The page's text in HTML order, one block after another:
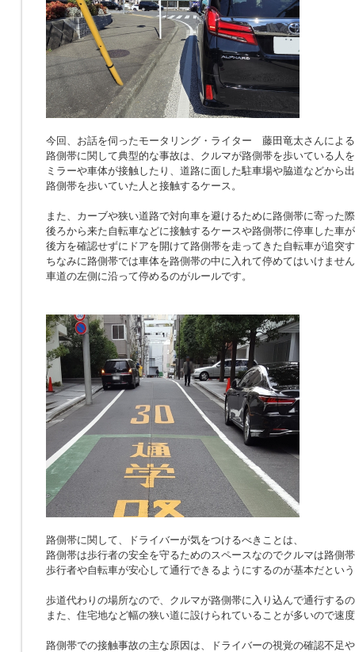
今回、お話を伺ったモータリング・ライター 藤田竜太さんによ
路側帯に関して典型的な事故は、クルマが路側帯を歩いている人
ミラーや車体が接触したり、道路に面した駐車場や脇道などから
路側帯を歩いていた人と接触するケース。
また、カーブや狭い道路で対向車を避けるために路側帯に寄った
後ろから来た自転車などに接触するケースや路側帯に停車した車
後方を確認せずにドアを開けて路側帯を走ってきた自転車が追突
ちなみに路側帯では車体を路側帯の中に入れて停めてはいけませ
車道の左側に沿って停めるのがルールです。
路側帯に関して、ドライバーが気をつけるべきことは、
路側帯は歩行者の安全を守るためのスペースなのでクルマは路側
歩行者や自転車が安心して通行できるようにするのが基本だとい
歩道代わりの場所なので、クルマが路側帯に入り込んで通行する
また、住宅地など幅の狭い道に設けられていることが多いので速
路側帯での接触事故の主な原因は、ドライバーの視覚の確認不足